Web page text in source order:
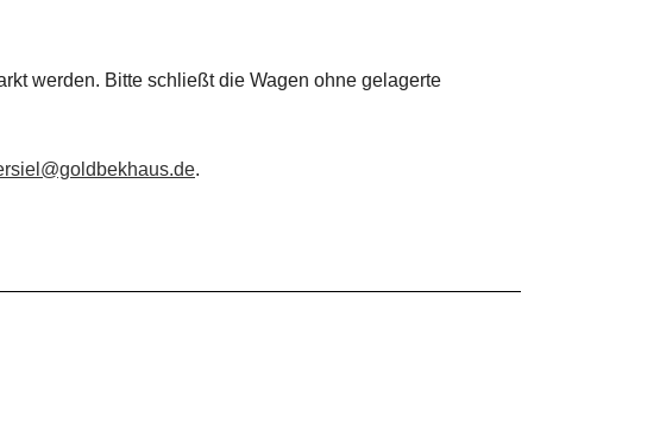
werden. Bitte schließt die Wagen ohne gelagerte
.